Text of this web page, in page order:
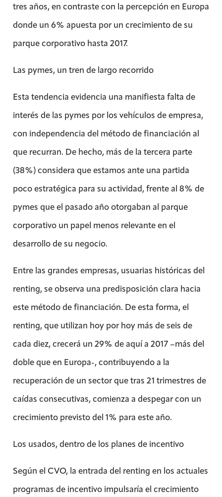
tres años, en contraste con la percepción en Europa
donde un 6% apuesta por un crecimiento de su
parque corporativo hasta 2017.
Las pymes, un tren de largo recorrido
Esta tendencia evidencia una manifiesta falta de
interés de las pymes por los vehículos de empresa,
con independencia del método de financiación al
que recurran. De hecho, más de la tercera parte
(38%) considera que estamos ante una partida
poco estratégica para su actividad, frente al 8% de
pymes que el pasado año otorgaban al parque
corporativo un papel menos relevante en el
desarrollo de su negocio.
Entre las grandes empresas, usuarias históricas del
renting, se observa una predisposición clara hacia
este método de financiación. De esta forma, el
renting, que utilizan hoy por hoy más de seis de
cada diez, crecerá un 29% de aquí a 2017 –más del
doble que en Europa-, contribuyendo a la
recuperación de un sector que tras 21 trimestres de
caídas consecutivas, comienza a despegar con un
crecimiento previsto del 1% para este año.
Los usados, dentro de los planes de incentivo
Según el CVO, la entrada del renting en los actuales
programas de incentivo impulsaría el crecimiento